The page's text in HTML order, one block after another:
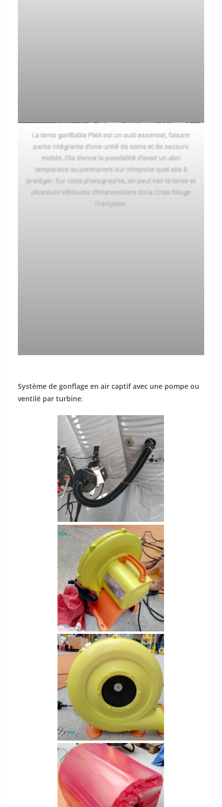
La tente gonflable PMA est un outil essentiel, faisant
partie intégrante d’une unité de soins et de secours
mobile. Elle donne la possibilité d’avoir un abri
temporaire ou permanent sur n’importe quel site à
protéger. Sur cette photographie, on peut voir la tente et
plusieurs véhicules d’interventions de la Croix Rouge
Française.
Système de gonflage en air captif avec une pompe ou
ventilé par turbine: